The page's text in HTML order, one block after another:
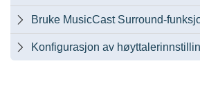
 Bruke MusicCast Surround-
 Konfigurasjon av